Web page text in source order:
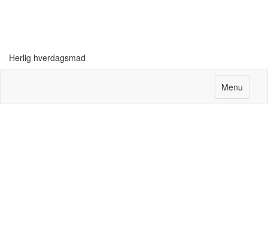
Herlig hverdagsmad
Menu